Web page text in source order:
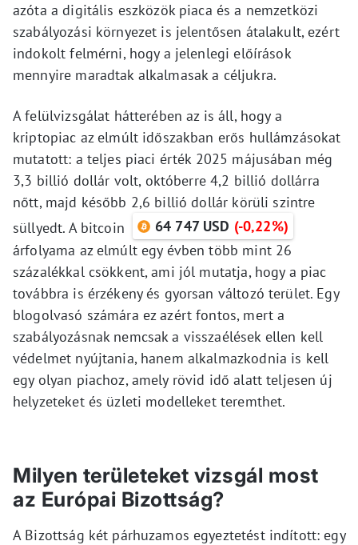
azóta a digitális eszközök piaca és a nemzetközi
szabályozási környezet is jelentősen átalakult, ezért
indokolt felmérni, hogy a jelenlegi előírások
mennyire maradtak alkalmasak a céljukra.
A felülvizsgálat hátterében az is áll, hogy a
kriptopiac az elmúlt időszakban erős hullámzásokat
mutatott: a teljes piaci érték 2025 májusában még
3,3 billió dollár volt, októberre 4,2 billió dollárra
nőtt, majd később 2,6 billió dollár körüli szintre
süllyedt. A bitcoin
64 747 USD (-0,22%)
árfolyama az elmúlt egy évben több mint 26
százalékkal csökkent, ami jól mutatja, hogy a piac
továbbra is érzékeny és gyorsan változó terület. Egy
blogolvasó számára ez azért fontos, mert a
szabályozásnak nemcsak a visszaélések ellen kell
védelmet nyújtania, hanem alkalmazkodnia is kell
egy olyan piachoz, amely rövid idő alatt teljesen új
helyzeteket és üzleti modelleket teremthet.
Milyen területeket vizsgál most
az Európai Bizottság?
A Bizottság két párhuzamos egyeztetést indított: egy